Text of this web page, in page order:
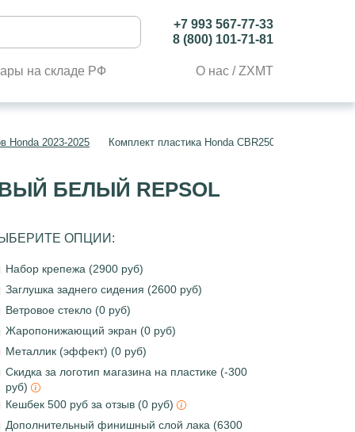
+7 993 567-77-33
8 (800) 101-71-81
на складе РФ О нас / ZXMT
Honda 2023-2025 Комплект пластика Honda CBR250RR 2023-2025
БЕЛЫЙ REPSOL
ОПЦИИ:
Набор крепежа (2900 руб)
Заглушка заднего сидения (2600 руб)
Ветровое стекло (0 руб)
Жаропонижающий экран (0 руб)
Металлик (эффект) (0 руб)
Скидка за логотип магазина на пластике (-300
руб)
Кешбек 500 руб за отзыв (0 руб)
Дополнительный финишный слой лака (6300